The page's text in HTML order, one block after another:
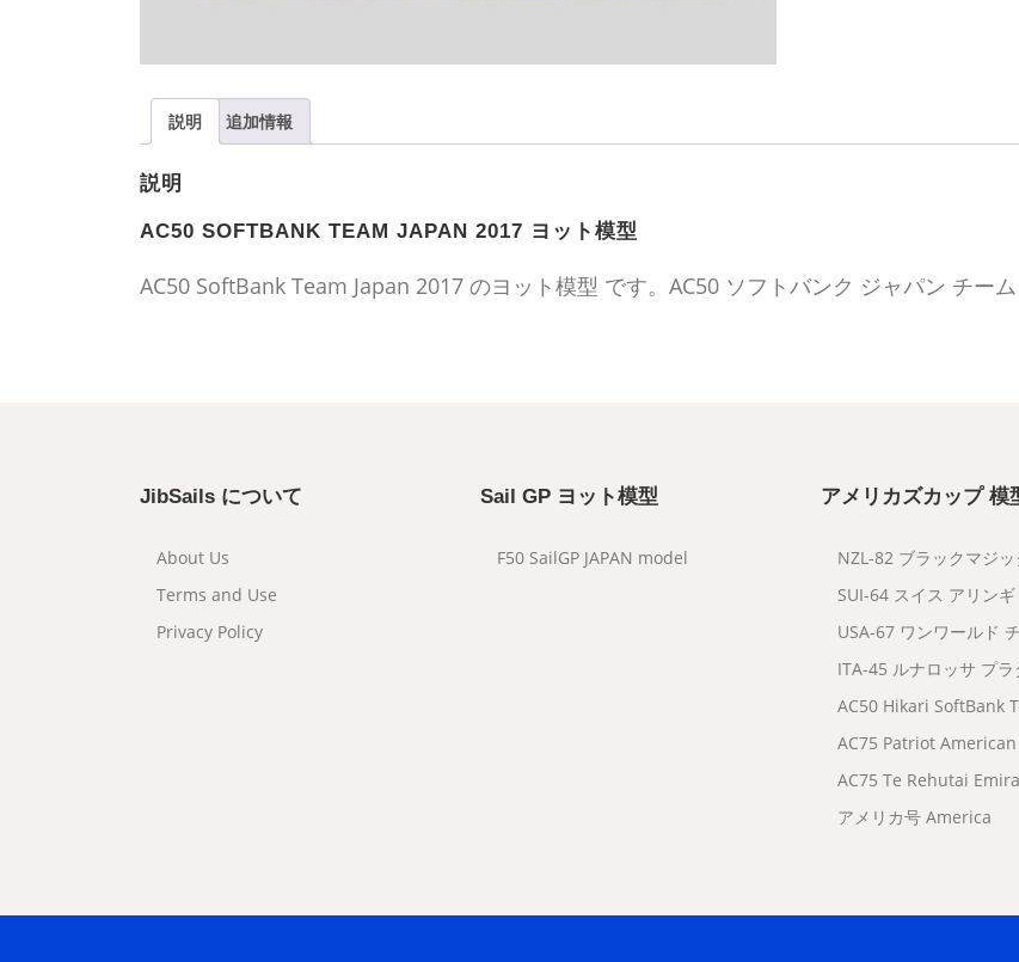
説明 追加情報
説明
AC50 SOFTBANK TEAM JAPAN 2017 ヨット模型
AC50 SoftBank Team Japan 2017 のヨット模型 です。AC50 ソフトバンク ジャパン チー
JibSails について
About Us
Terms and Use
Privacy Policy
Sail GP ヨット模型
F50 SailGP JAPAN model
アメリカズカップ 模
NZL-82 ブラックマジッ
SUI-64 スイス アリンギ
USA-67 ワンワールド
ITA-45 ルナロッサ プラ
AC50 Hikari SoftBank
AC75 Patriot
AC75 Te Rehutai
アメリカ号 America